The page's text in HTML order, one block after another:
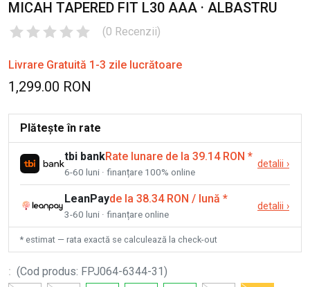
MICAH TAPERED FIT L30 AAA · ALBASTRU
(0 Recenzii)
Livrare Gratuită 1-3 zile lucrătoare
1,299.00 RON
Plătește în rate
tbi bankRate lunare de la 39.14 RON *
6-60 luni · finanțare 100% online
detalii ›
LeanPayde la 38.34 RON / lună *
3-60 luni · finanțare online
detalii ›
* estimat — rata exactă se calculează la check-out
: (Cod produs: FPJ064-6344-31)